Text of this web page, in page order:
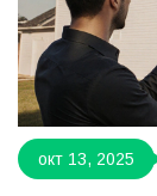
окт 13, 2025